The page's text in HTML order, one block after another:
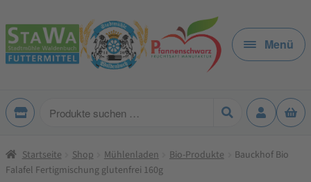
Zur
Navigation
springen
Zum
Inhalt
springen
Menü
Produkte
Startseite Shop Mühlenladen Bio-Produkte
Bauckhof Bio
Falafel Fertigmischung glutenfrei 160g